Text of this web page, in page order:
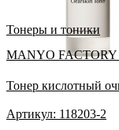
Тонеры и тоники
MANYO FACTORY
Тонер кислотный
Артикул: 118203-2